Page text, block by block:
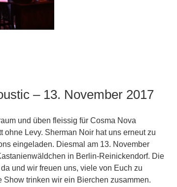
– 13. November 2017
und üben fleissig für Cosma Nova
ohne Levy. Sherman Noir hat uns erneut zu
eingeladen. Diesmal am 13. November
in Berlin-Reinickendorf. Die
und wir freuen uns, viele von Euch zu
Show trinken wir ein Bierchen zusammen.